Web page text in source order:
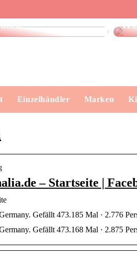
Einzelhändler Marken
– Startseite |
Gefällt 473.185 Mal · 2.776
Gefällt 473.168 Mal · 2.875